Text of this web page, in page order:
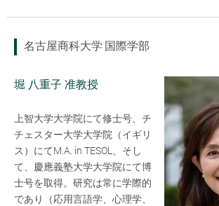
名古屋商科大学 国際学部
堀 八重子 准教授
上智大学大学院にて修士号、チ
チェスター大学大学院（イギリ
ス）にてM.A. in TESOL、そし
て、慶應義塾大学大学院にて博
士号を取得。研究は常に学際的
であり（応用言語学、心理学、